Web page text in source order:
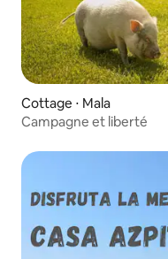
Cottage ⋅ Mala
Campagne et liberté